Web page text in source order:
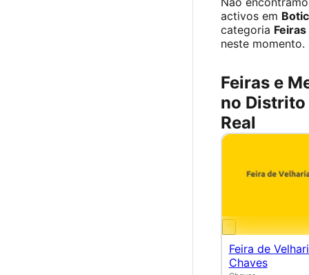
activos em
categoria
neste momento.
Feiras e
no
Real
Feira de
Chaves